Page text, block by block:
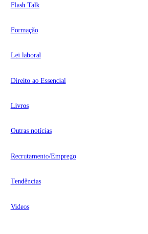
Flash Talk
Formação
Lei laboral
Direito ao Essencial
Livros
Outras notícias
Recrutamento/Emprego
Tendências
Videos